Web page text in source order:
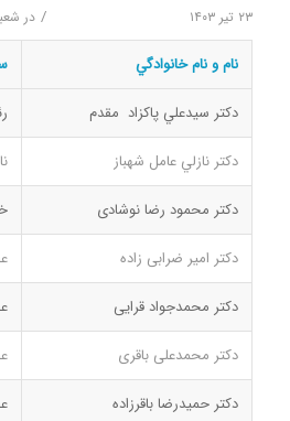
۲۳ تیر ۱۴۰۳ / در
نام و نام خانوادگي
دكتر سيدعلي پاکزاد ‌مقدم
دکتر نازلي عامل شهباز
دکتر محمود رضا نوشادی
دکتر امیر ضرابی زاده
دکتر محمدجواد قرایی
دکتر محمدعلی باقری
دکتر حمیدرضا باقرزاده